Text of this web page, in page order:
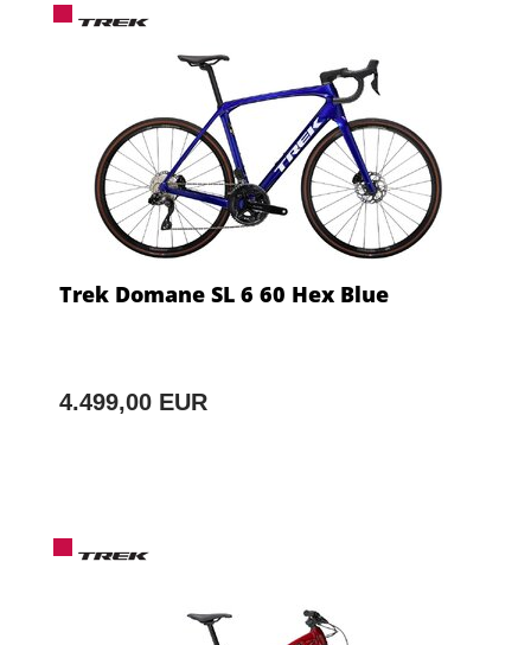
Trek Domane SL 6 60 Hex Blue
4.499,00 EUR